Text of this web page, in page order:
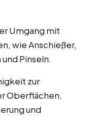
Umgang mit
wie Anschießer,
Pinseln.
zur
Oberflächen,
und